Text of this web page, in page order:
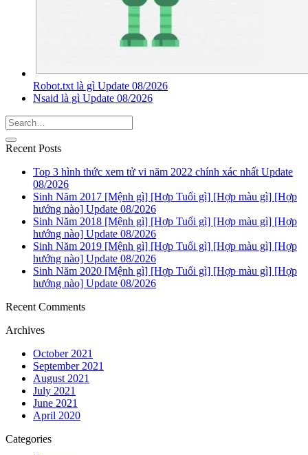
Robot.txt là gì Update 08/2026
Nsaid là gì Update 08/2026
Recent Posts
Top 3 hình thức xem tử vi năm 2022 chính xác nhất Update
08/2026
Sinh Năm 2017 [Mệnh gì] [Hợp Tuổi gì] [Hợp màu gì] [Hợp
hướng nào] Update 08/2026
Sinh Năm 2018 [Mệnh gì] [Hợp Tuổi gì] [Hợp màu gì] [Hợp
hướng nào] Update 08/2026
Sinh Năm 2019 [Mệnh gì] [Hợp Tuổi gì] [Hợp màu gì] [Hợp
hướng nào] Update 08/2026
Sinh Năm 2020 [Mệnh gì] [Hợp Tuổi gì] [Hợp màu gì] [Hợp
hướng nào] Update 08/2026
Recent Comments
Archives
October 2021
September 2021
August 2021
July 2021
June 2021
April 2020
Categories